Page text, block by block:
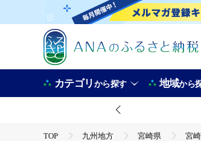
カテゴリから探す 地域から
TOP 九州地方 宮崎県 宮